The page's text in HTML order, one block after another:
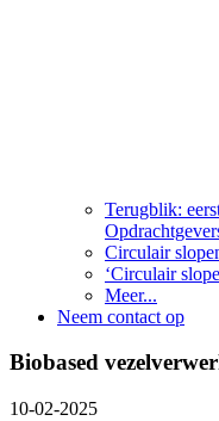
Terugblik:
Circulair
‘Circulair
Meer...
Neem contact op
Biobased
10-02-2025